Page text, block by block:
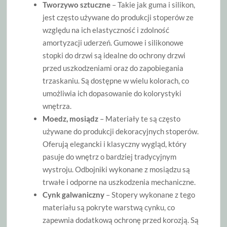
Tworzywo sztuczne – Takie jak guma i silikon,
jest często używane do produkcji stoperów ze
względu na ich elastyczność i zdolność
amortyzacji uderzeń. Gumowe i silikonowe
stopki do drzwi są idealne do ochrony drzwi
przed uszkodzeniami oraz do zapobiegania
trzaskaniu. Są dostępne w wielu kolorach, co
umożliwia ich dopasowanie do kolorystyki
wnętrza.
Moedz, mosiądz – Materiały te są często
używane do produkcji dekoracyjnych stoperów.
Oferują elegancki i klasyczny wygląd, który
pasuje do wnętrz o bardziej tradycyjnym
wystroju. Odbojniki wykonane z mosiądzu są
trwałe i odporne na uszkodzenia mechaniczne.
Cynk galwaniczny – Stopery wykonane z tego
materiału są pokryte warstwą cynku, co
zapewnia dodatkową ochronę przed korozją. Są